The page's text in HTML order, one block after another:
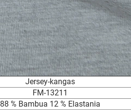
Jersey-kangas
FM-13211
88 % Bambua 12 % Elastania